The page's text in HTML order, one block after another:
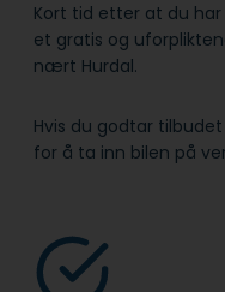
Kort tid etter at du
et gratis og
nært Hurdal.
Hvis du godtar
for å ta inn bilen på